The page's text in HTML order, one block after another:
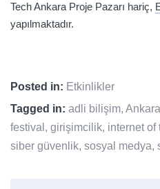
Tech Ankara Proje Pazarı hariç,
yapılmaktadır.
Posted in: Etkinlikler
Tagged in: adli bilişim, Ankara
festival , girişimcilik, internet of
siber güvenlik, sosyal medya,